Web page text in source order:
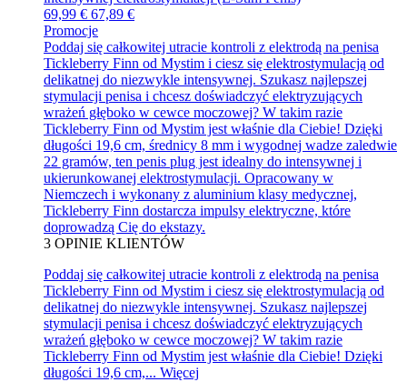
69,99 € 67,89 €
Promocje
Poddaj się całkowitej utracie kontroli z elektrodą na penisa
Tickleberry Finn od Mystim i ciesz się elektrostymulacją od
delikatnej do niezwykle intensywnej. Szukasz najlepszej
stymulacji penisa i chcesz doświadczyć elektryzujących
wrażeń głęboko w cewce moczowej? W takim razie
Tickleberry Finn od Mystim jest właśnie dla Ciebie! Dzięki
długości 19,6 cm, średnicy 8 mm i wygodnej wadze zaledwie
22 gramów, ten penis plug jest idealny do intensywnej i
ukierunkowanej elektrostymulacji. Opracowany w
Niemczech i wykonany z aluminium klasy medycznej,
Tickleberry Finn dostarcza impulsy elektryczne, które
doprowadzą Cię do ekstazy.
3 OPINIE KLIENTÓW
Poddaj się całkowitej utracie kontroli z elektrodą na penisa
Tickleberry Finn od Mystim i ciesz się elektrostymulacją od
delikatnej do niezwykle intensywnej. Szukasz najlepszej
stymulacji penisa i chcesz doświadczyć elektryzujących
wrażeń głęboko w cewce moczowej? W takim razie
Tickleberry Finn od Mystim jest właśnie dla Ciebie! Dzięki
długości 19,6 cm,... Więcej